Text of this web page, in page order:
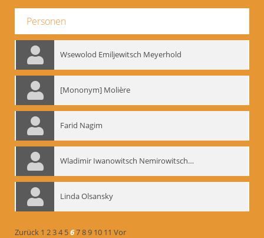
Personen
Wsewolod Emiljewitsch Meyerhold
[Mononym] Molière
Farid Nagim
Wladimir Iwanowitsch Nemirowitsch-Dantschenko
Linda Olsansky
Zurück 1 234 56789 10 11 Vor